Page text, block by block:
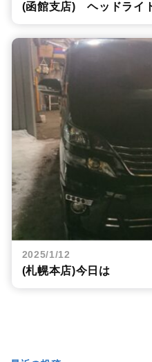
(函館支店) ヘッドライ
2025/1/12
(札幌本店)今日は